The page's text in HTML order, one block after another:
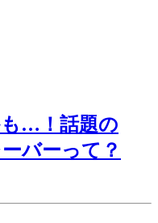
も…！話題の
バーって？